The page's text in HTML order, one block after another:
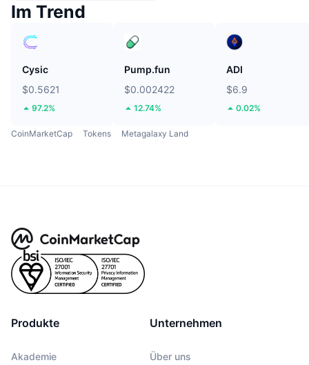
Im Trend
Cysic
$0.5621
97.2%
Pump.fun
$0.002422
12.74%
ADI
$6.9
0.02%
CoinMarketCap Tokens Metagalaxy Land
Produkte
Akademie
Unternehmen
Über uns